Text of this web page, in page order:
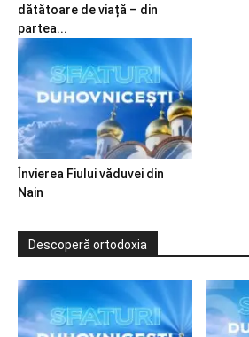
dătătoare de viață – din
partea...
Învierea Fiului văduvei din
Nain
Descoperă ortodoxia